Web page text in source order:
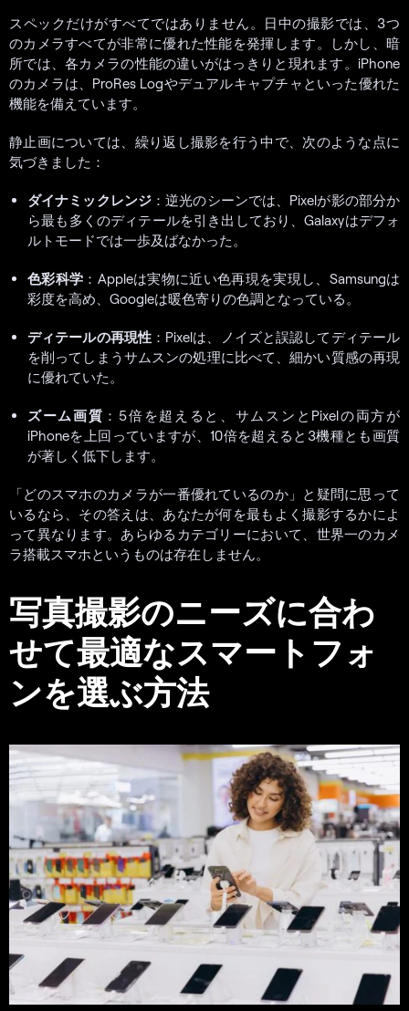
スペックだけがすべてではありません。日中の撮影では、3つ
のカメラすべてが非常に優れた性能を発揮します。しかし、暗
所では、各カメラの性能の違いがはっきりと現れます。iPhone
のカメラは、ProRes Logやデュアルキャプチャといった優れた
機能を備えています。
静止画については、繰り返し撮影を行う中で、次のような点に
気づきました：
ダイナミックレンジ ：逆光のシーンでは、Pixelが影の部分か
ら最も多くのディテールを引き出しており、Galaxyはデフォ
ルトモードでは一歩及ばなかった。
色彩科学 ：Appleは実物に近い色再現を実現し、Samsungは
彩度を高め、Googleは暖色寄りの色調となっている。
ディテールの再現性 ：Pixelは、ノイズと誤認してディテール
を削ってしまうサムスンの処理に比べて、細かい質感の再現
に優れていた。
ズーム画質 ：5倍を超えると、サムスンとPixelの両方が
iPhoneを上回っていますが、10倍を超えると3機種とも画質
が著しく低下します。
「どのスマホのカメラが一番優れているのか」と疑問に思って
いるなら、その答えは、あなたが何を最もよく撮影するかによ
って異なります。あらゆるカテゴリーにおいて、世界一のカメ
ラ搭載スマホというものは存在しません。
写真撮影のニーズに合わ
せて最適なスマートフォ
ンを選ぶ方法